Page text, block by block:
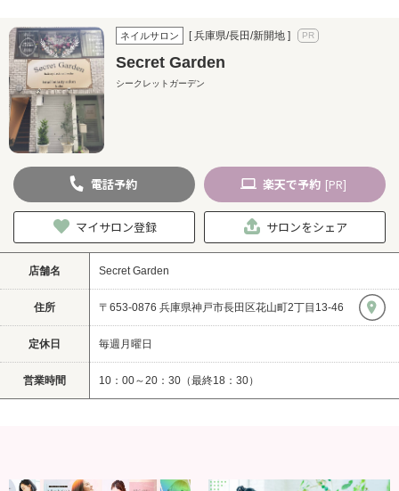
ネイルサロン [ 兵庫県/長田/新開地 ]
Secret Garden
シークレットガーデン
電話予約 楽天で予約 [PR]
マイサロン登録 サロンをシェア
店舗名 Secret Garden
住所 〒653-0876 兵庫県神戸市長田区花山町2丁目13-46
定休日 毎週月曜日
営業時間 10：00～20：30（最終18：30）